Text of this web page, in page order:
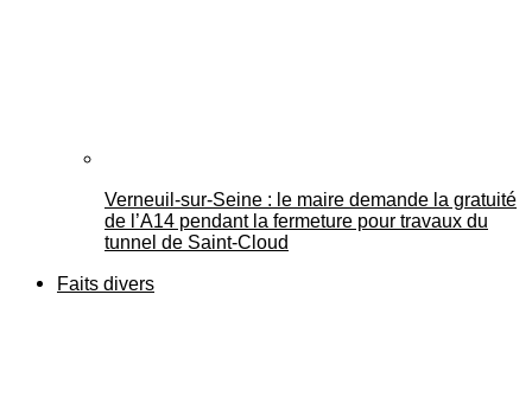
Verneuil-sur-Seine : le maire demande la gratuité
de l’A14 pendant la fermeture pour travaux du
tunnel de Saint-Cloud
Faits divers